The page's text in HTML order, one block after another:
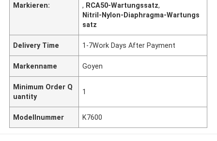
Markieren:
, RCA50-Wartungssatz,
Nitril-Nylon-Diaphragma-Wartungs
satz
Delivery Time 1-7Work Days After Payment
Markenname Goyen
Minimum Order Q
uantity
1
Modellnummer K7600